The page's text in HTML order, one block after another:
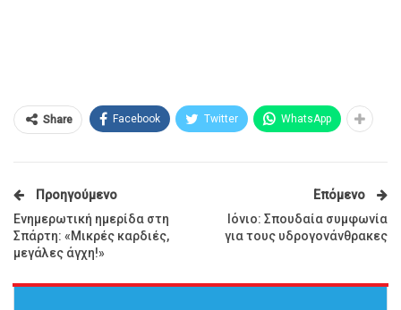
Share Facebook Twitter WhatsApp
Προηγούμενο
Ενημερωτική ημερίδα στη
Σπάρτη: «Μικρές καρδιές,
μεγάλες άγχη!»
Επόμενο
Ιόνιο: Σπουδαία συμφωνία
για τους υδρογονάνθρακες